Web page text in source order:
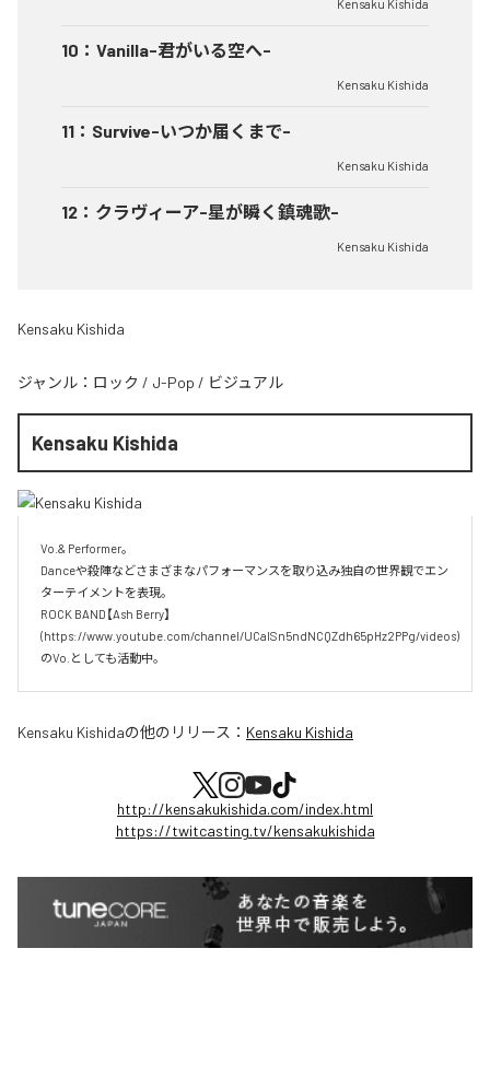
Kensaku Kishida
10 ： Vanilla-君がいる空へ-
Kensaku Kishida
11 ： Survive-いつか届くまで-
Kensaku Kishida
12 ： クラヴィーア-星が瞬く鎮魂歌-
Kensaku Kishida
Kensaku Kishida
ジャンル： ロック / J-Pop / ビジュアル
Kensaku Kishida
Vo.& Performer。
Danceや殺陣などさまざまなパフォーマンスを取り込み独自の世界観でエン
ターテイメントを表現。
ROCK BAND【Ash Berry】
(https://www.youtube.com/channel/UCaISn5ndNCQZdh65pHz2PPg/videos)
のVo.としても活動中。
Kensaku Kishidaの他のリリース： Kensaku Kishida
http://kensakukishida.com/index.html
https://twitcasting.tv/kensakukishida